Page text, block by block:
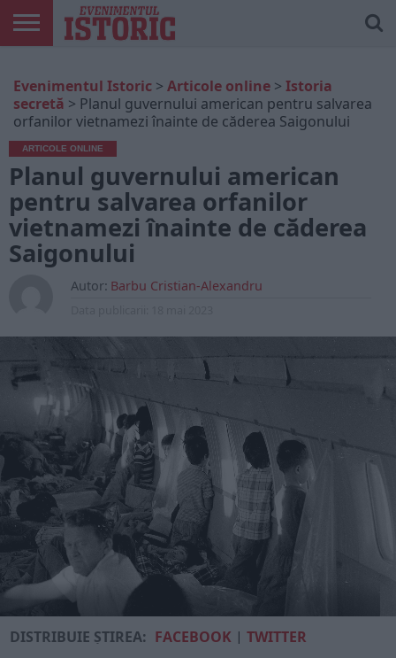
ONLINE
EDIȚII
TIPĂRITE
ISTORIC
PLAY
CONTUL
MEU
Evenimentul Istoric > Articole online > Istoria
secretă > Planul guvernului american pentru salvarea
orfanilor vietnamezi înainte de căderea Saigonului
ARTICOLE ONLINE
Planul guvernului american
pentru salvarea orfanilor
vietnamezi înainte de căderea
Saigonului
Autor: Barbu Cristian-Alexandru
DISTRIBUIE ȘTIREA: FACEBOOK |TWITTER